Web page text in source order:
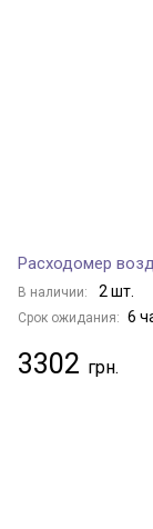
Расходомер
В наличии: 2 шт.
Срок ожидания: 6
3302